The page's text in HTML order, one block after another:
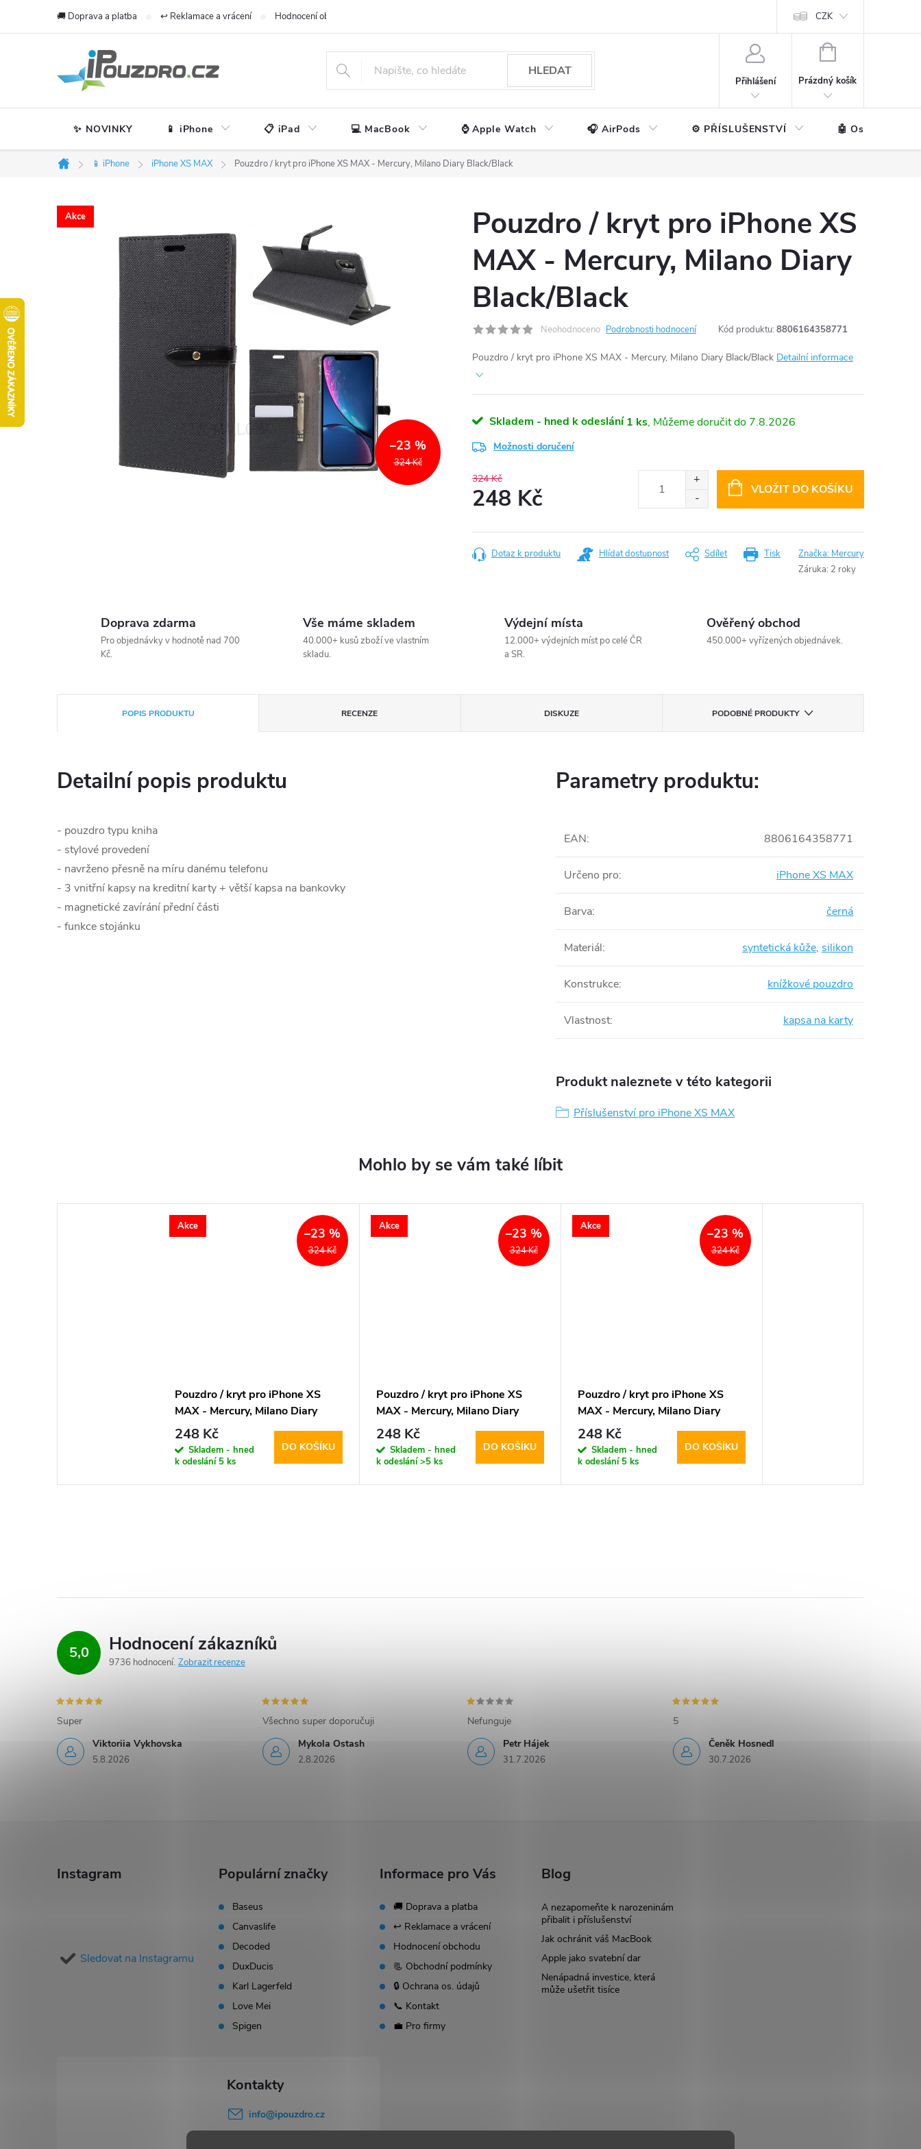
🚚 Doprava a platba ↩️ Reklamace a vrácení Hodnocení obchodu CZK
HLEDAT
Přihlášení
NÁKUPNÍ
Prázdný košík
✨ NOVINKY 📱 iPhone 📋 iPad 💻 MacBook ⌚ Apple Watch 🎧 AirPods ⚙️ PŘÍSLUŠENSTVÍ 🤖 Ostatní
Domů
📱 iPhone iPhone XS MAX Pouzdro / kryt pro iPhone XS MAX - Mercury, Milano Diary Black/Black
Akce
324 Kč
–23 %
Pouzdro / kryt pro iPhone XS
MAX - Mercury, Milano Diary
Black/Black
Neohodnoceno Podrobnosti hodnocení Kód produktu: 8806164358771
Pouzdro / kryt pro iPhone XS MAX - Mercury, Milano Diary Black/Black Detailní informace
Skladem - hned k odeslání 1 ks 7.8.2026
Možnosti doručení
324 Kč
248 Kč
cena:
VLOŽIT DO KOŠÍKU
Tisk
Dotaz k produktu Hlídat dostupnost Sdílet Značka: Mercury
Záruka: 2 roky
Doprava zdarma
Pro objednávky v hodnotě nad 700
Kč.
Vše máme skladem
40.000+ kusů zboží ve vlastním
skladu.
Výdejní místa
12.000+ výdejních míst po celé ČR
a SR.
Ověřený obchod
450.000+ vyřízených objednávek.
POPIS PRODUKTU RECENZE DISKUZE PODOBNÉ PRODUKTY
Detailní popis produktu
- pouzdro typu kniha
- stylové provedení
- navrženo přesně na míru danému telefonu
- 3 vnitřní kapsy na kreditní karty + větší kapsa na bankovky
- magnetické zavírání přední části
- funkce stojánku
Parametry produktu:
EAN: 8806164358771
Určeno pro: iPhone XS MAX
Barva: černá
Materiál: syntetická kůže, silikon
Konstrukce: knížkové pouzdro
Vlastnost: kapsa na karty
Produkt naleznete v této kategorii
Příslušenství pro iPhone XS MAX
Akce
324 Kč
–23 %
Pouzdro / kryt pro iPhone XS
MAX - Mercury, Milano Diary
Beige/Brown
248 Kč
Skladem - hned
k odeslání 5 ks
DO KOŠÍKU
Akce
324 Kč
–23 %
Pouzdro / kryt pro iPhone XS
MAX - Mercury, Milano Diary
Orange/Orange
248 Kč
Skladem - hned
k odeslání>5 ks
DO KOŠÍKU
Akce
324 Kč
–23 %
Pouzdro / kryt pro iPhone XS
MAX - Mercury, Milano Diary
Blue/Blue
248 Kč
Skladem - hned
k odeslání 5 ks
DO KOŠÍKU
5,0 Hodnocení zákazníků
9736 hodnocení Zobrazit recenze
Viktoriia Vykhovska
5.8.2026
Super
Mykola Ostash
2.8.2026
Všechno super doporučuji
Petr Hájek
31.7.2026
Nefunguje
Čeněk Hosnedl
30.7.2026
5
Instagram
Sledovat na Instagramu
Populární značky
Baseus
Canvaslife
Decoded
DuxDucis
Karl Lagerfeld
Love Mei
Spigen
Informace pro Vás
🚚 Doprava a platba
↩️ Reklamace a vrácení
Hodnocení obchodu
📃 Obchodní podmínky
🔒 Ochrana os. údajů
📞 Kontakt
💼 Pro firmy
Blog
A nezapomeňte k narozeninám
přibalit i příslušenství
Jak ochránit váš MacBook
Apple jako svatební dar
Nenápadná investice, která
může ušetřit tisíce
info@ipouzdro.cz